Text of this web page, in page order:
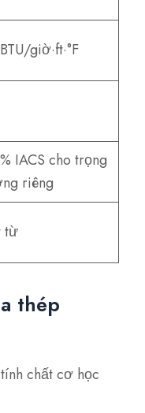
giờ·ft·°F
IACS cho trọng
riêng
từ
thép
chất cơ học